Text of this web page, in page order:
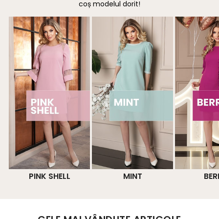
coș modelul dorit!
PINK SHELL MINT